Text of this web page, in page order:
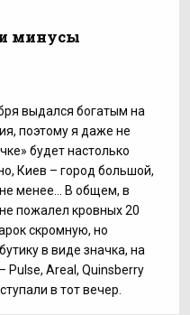
минусы
выдался богатым на
поэтому я даже не
будет настолько
Киев – город большой,
не менее… В общем, в
пожалел кровных 20
скромную, но
в виде значка, на
Pulse, Areal, Quinsberry
в тот вечер.